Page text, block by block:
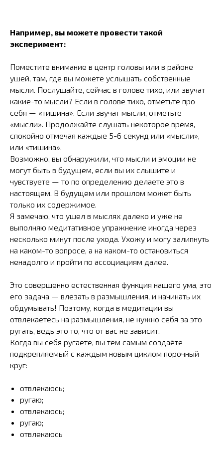
Например, вы можете провести такой
эксперимент:
Поместите внимание в центр головы или в районе
ушей, там, где вы можете услышать собственные
мысли. Послушайте, сейчас в голове тихо, или звучат
какие-то мысли? Если в голове тихо, отметьте про
себя — «тишина». Если звучат мысли, отметьте
«мысли». Продолжайте слушать некоторое время,
спокойно отмечая каждые 5-6 секунд или «мысли»,
или «тишина».
Возможно, вы обнаружили, что мысли и эмоции не
могут быть в будущем, если вы их слышите и
чувствуете — то по определению делаете это в
настоящем. В будущем или прошлом может быть
только их содержимое.
Я замечаю, что ушел в мыслях далеко и уже не
выполняю медитативное упражнение иногда через
несколько минут после ухода. Ухожу и могу залипнуть
на каком-то вопросе, а на каком-то остановиться
ненадолго и пройти по ассоциациям далее.
Это совершенно естественная функция нашего ума, это
его задача — влезать в размышления, и начинать их
обдумывать! Поэтому, когда в медитации вы
отвлекаетесь на размышления, не нужно себя за это
ругать, ведь это то, что от вас не зависит.
Когда вы себя ругаете, вы тем самым создаёте
подкрепляемый с каждым новым циклом порочный
круг:
отвлекаюсь;
ругаю;
отвлекаюсь;
ругаю;
отвлекаюсь